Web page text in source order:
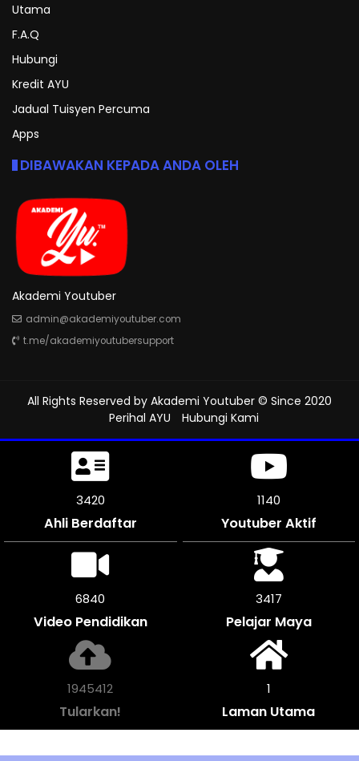
Utama
F.A.Q
Hubungi
Kredit AYU
Jadual Tuisyen Percuma
Apps
DIBAWAKAN KEPADA ANDA OLEH
Akademi Youtuber
admin@akademiyoutuber.com
t.me/akademiyoutubersupport
All Rights Reserved by Akademi Youtuber © Since 2020
Perihal AYU
Hubungi Kami
3906
Ahli Berdaftar
1302
Youtuber Aktif
7812
Video Pendidikan
3903
Pelajar Maya
2222108
Tularkan!
1
Laman Utama